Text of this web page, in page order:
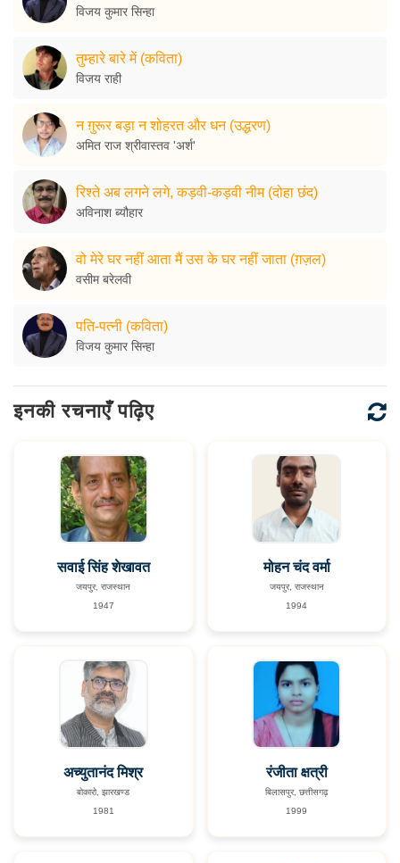
विजय कुमार सिन्हा
तुम्हारे बारे में (कविता)
विजय राही
न ग़ुरूर बड़ा न शोहरत और धन (उद्धरण)
अमित राज श्रीवास्तव 'अर्श'
रिश्ते अब लगने लगे, कड़वी-कड़वी नीम (दोहा छंद)
अविनाश ब्यौहार
वो मेरे घर नहीं आता मैं उस के घर नहीं जाता (ग़ज़ल)
वसीम बरेलवी
पति-पत्नी (कविता)
विजय कुमार सिन्हा
इनकी रचनाएँ पढ़िए
सवाई सिंह शेखावत
जयपुर, राजस्थान
1947
मोहन चंद वर्मा
जयपुर, राजस्थान
1994
अच्युतानंद मिश्र
बोकारो, झारखण्ड
1981
रंजीता क्षत्री
बिलासपुर, छत्तीसगढ़
1999